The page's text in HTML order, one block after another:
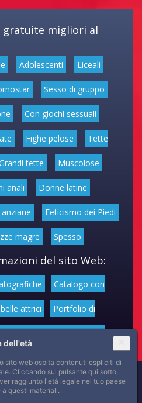
gratuite migliori al
Adolescenti Liceali
Sesso di gruppo
Con giochi sessuali
Fighe pelose Tette
tette Muscolose
anali Donne latine
Feticismo dei Piedi
magre Spesso
del sito Web:
Catalogo con
attrici Portfolio di
tutti i membri e le
su questo sito hanno almeno 18
dell'età
sito web ospita contenuti espliciti di
Cliccando sul pulsante qui sotto,
raggiunto l'età legale nel tuo paese
a questi materiali.